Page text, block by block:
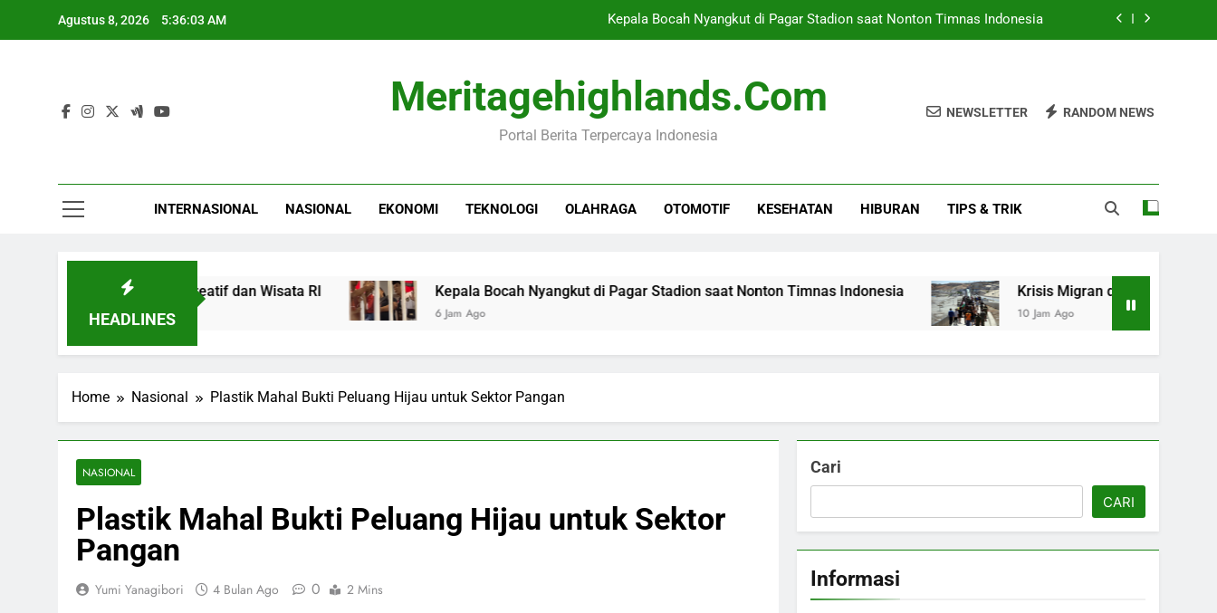
Agustus 8, 2026 5:36:04 AM Kepala Bocah Nyangkut di Pagar Stadion saat Nonton Timnas Indonesia
Febrio Adiono Tegaskan Posisi Sebagai Pegawai, Bukan Jaksa
Gamifikasi Sebagai Alat Promosi Produk Kreatif dan Wisata RI
Krisis Migran di Ceuta: Spanyol Siap Sanksi Italia
Meritagehighlands.com
Portal Berita Terpercaya Indonesia
NEWSLETTER RANDOM NEWS
INTERNASIONAL NASIONAL EKONOMI TEKNOLOGI OLAHRAGA OTOMOTIF KESEHATAN HIBURAN TIPS & TRIK
HEADLINES
Produk Kreatif dan Wisata RI Kepala Bocah Nyangkut di Pagar Stadion saat Nonton Timnas Indonesia
6 Jam Ago
Krisis Migran di Ceuta: Spanyol Siap
10 Jam Ago
Home Nasional Plastik Mahal Bukti Peluang Hijau untuk Sektor Pangan
NASIONAL
Plastik Mahal Bukti Peluang Hijau untuk Sektor
Pangan
Yumi Yanagibori 4 Bulan Ago 0 2 Mins
Cari
CARI
Informasi